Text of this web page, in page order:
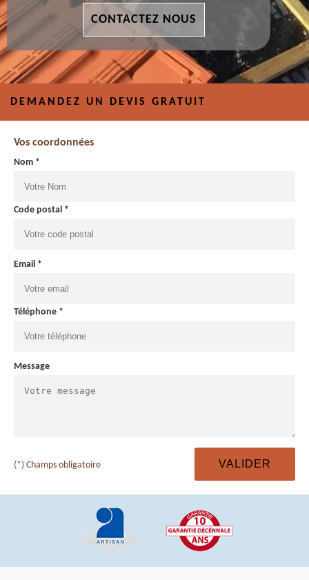
CONTACTEZ NOUS
DEMANDEZ UN DEVIS GRATUIT
Vos coordonnées
Nom *
Code postal *
Email *
Téléphone *
Message
(*) Champs obligatoire